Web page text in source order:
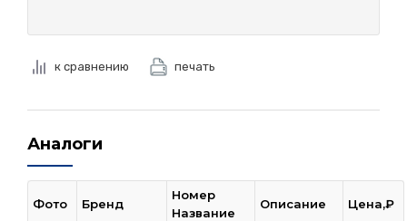
к сравнению печать
Аналоги
Фото Бренд
Номер
Название
Описание Цена,₽